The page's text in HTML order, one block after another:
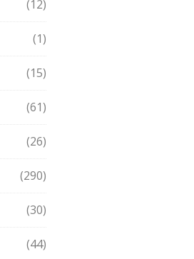
(12)
(1)
(15)
(61)
(26)
(290)
(30)
(44)